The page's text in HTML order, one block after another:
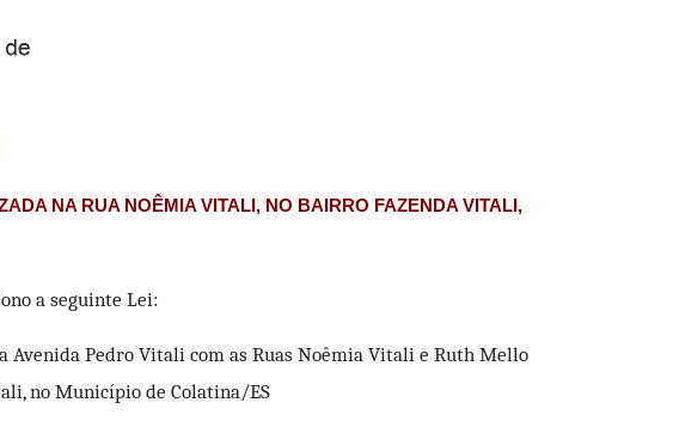
NA RUA NOÊMIA VITALI, NO BAIRRO FAZENDA VITALI,
a seguinte Lei:
Avenida Pedro Vitali com as Ruas Noêmia Vitali e Ruth Mello
no Município de Colatina/ES